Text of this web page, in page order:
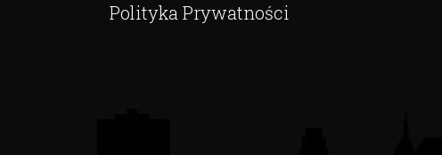
Polityka Prywatności